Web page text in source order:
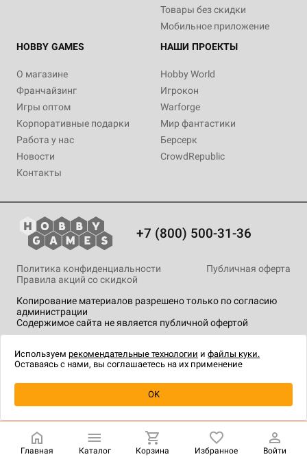
Уведомить о наличии
Товары без скидки
Мобильное приложение
HOBBY GAMES
О магазине
Франчайзинг
Игры оптом
Корпоративные подарки
Работа у нас
Новости
Контакты
НАШИ ПРОЕКТЫ
Hobby World
Игрокон
Warforge
Мир фантастики
Берсерк
CrowdRepublic
+7 (800) 500-31-36
Копирование материалов разрешено только по согласию
администрации
Содержимое сайта не является публичной офертой
Политика конфиденциальности
Публичная оферта
Правила акций со скидкой
технологии.
Главная Каталог Корзина Избранное Войти
Используем рекомендательные технологии и файлы куки.
Оставаясь с нами, вы соглашаетесь на их применение
OK